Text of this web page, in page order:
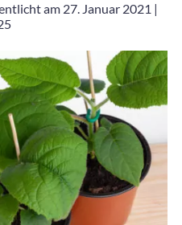
am 27. Januar 2021 |